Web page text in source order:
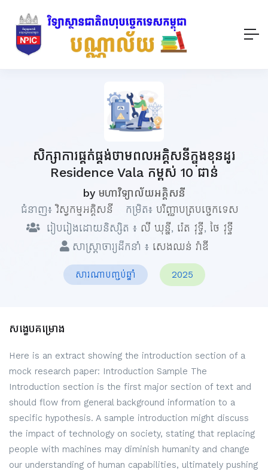
សិក្សាការផ្គត់ផ្គង់ថាមពលអគ្គិសនីក្នុងខុនដូរ
Residence Vala កម្ពស់ 10 ជាន់
by មហាវិទ្យាល័យអគ្គិសនី
ជំនាញ៖វិស្វកម្មអគ្គិសនី កម្រិត៖ បរិញ្ញាបត្របច្ចេកទេស
រៀបរៀងដោយនិស្សិត ៖ លី ឃុន្នី, រ៉េត វុទ្ធី, ថៃ វុទ្ធី
សាស្ត្រាចារ្យដឹកនាំ ៖ សេងឈន់ រ៉ាឌី
សារណាបញ្ចប់ឆ្នាំ 2025
សង្ខេបគម្រោង
Here is an extract showing the introduction section of a
mock research paper: Introduction Sample The
Introduction section is the first major section of text and
should flow from general background information to a
specific hypothesis. A sample introduction might discuss
the impact of technology on society, stating that replacing
people with machines may diminish humanity and change
our understanding of human capabilities, ultimately pushing